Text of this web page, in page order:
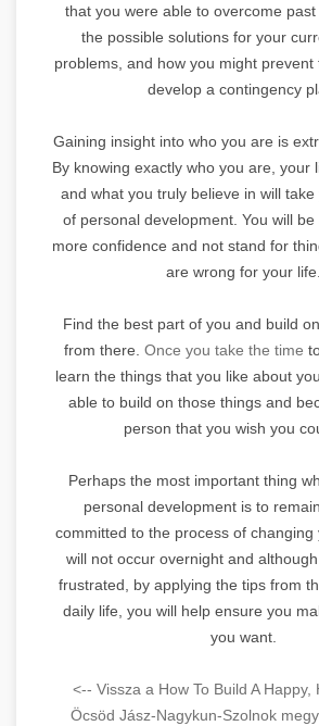
that you were able to overcome
the possible solutions for your
problems, and how you might
develop a contingency
Gaining insight into who you are is
By knowing exactly who you are, your
and what you truly believe in will
of personal development. You will
more confidence and not stand for
are wrong for your life.
Find the best part of you and build
from there. Once you take the time
learn the things that you like about
able to build on those things and
person that you wish you
Perhaps the most important thing
personal development is to
committed to the process of changing
will not occur overnight and
frustrated, by applying the tips from
daily life, you will help ensure you
you want.
<-- Vissza a How To Build A Happy,
Öcsöd Jász-Nagykun-Szolnok